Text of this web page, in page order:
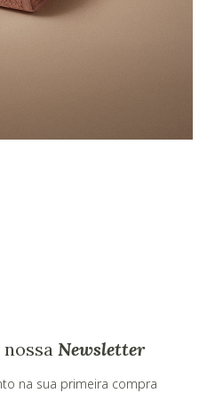
Newsletter
na sua primeira compra